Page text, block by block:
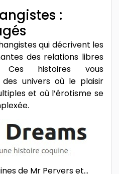
:
qui décrivent les
des relations libres
Ces histoires vous
univers où le plaisir
et où l’érotisme se
de Mr Pervers et…